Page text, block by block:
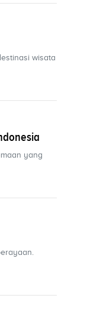
wisata
yang